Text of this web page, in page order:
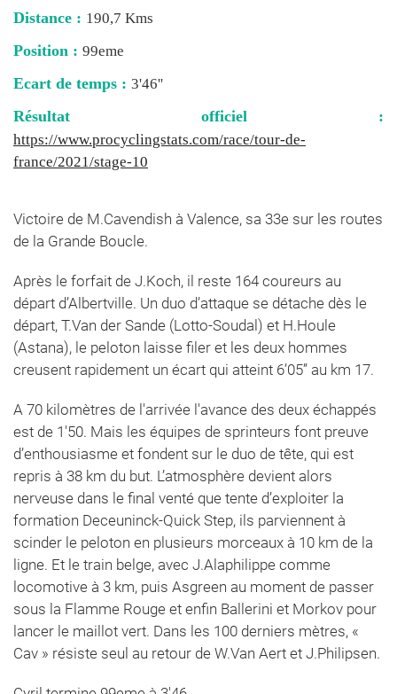
Distance : 190,7 Kms
Position : 99eme
Ecart de temps : 3'46''
Résultat officiel :
https://www.procyclingstats.com/race/tour-de-
france/2021/stage-10
Victoire de M.Cavendish à Valence, sa 33e sur les routes
de la Grande Boucle.
Après le forfait de J.Koch, il reste 164 coureurs au
départ d’Albertville. Un duo d’attaque se détache dès le
départ, T.Van der Sande (Lotto-Soudal) et H.Houle
(Astana), le peloton laisse filer et les deux hommes
creusent rapidement un écart qui atteint 6’05’’ au km 17.
A 70 kilomètres de l'arrivée l'avance des deux échappés
est de 1'50. Mais les équipes de sprinteurs font preuve
d’enthousiasme et fondent sur le duo de tête, qui est
repris à 38 km du but. L’atmosphère devient alors
nerveuse dans le final venté que tente d’exploiter la
formation Deceuninck-Quick Step, ils parviennent à
scinder le peloton en plusieurs morceaux à 10 km de la
ligne. Et le train belge, avec J.Alaphilippe comme
locomotive à 3 km, puis Asgreen au moment de passer
sous la Flamme Rouge et enfin Ballerini et Morkov pour
lancer le maillot vert. Dans les 100 derniers mètres, «
Cav » résiste seul au retour de W.Van Aert et J.Philipsen.